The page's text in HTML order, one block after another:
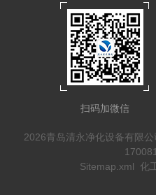
扫码加微信
2026青岛清永净化设备有限
Sitemap.xml 化